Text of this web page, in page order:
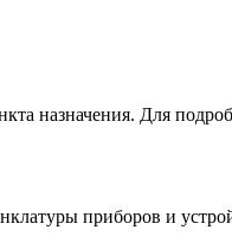
назначения. Для
приборов и